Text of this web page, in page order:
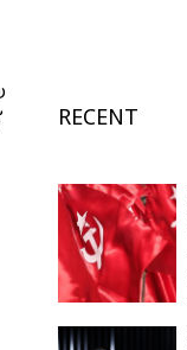
RECENT